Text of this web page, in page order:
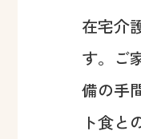
在宅介
す。ご
備の手
ト食と